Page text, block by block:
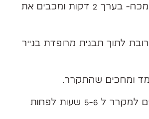
מטרפה עד להסמכה- בערך 2 דקות ומכבים את
לתוך תבנית מרופדת בנייר
ומחכים שהתקרר.
5-6 שעות לפחות